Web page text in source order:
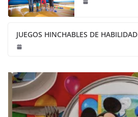
JUEGOS HINCHABLES DE HABILIDAD